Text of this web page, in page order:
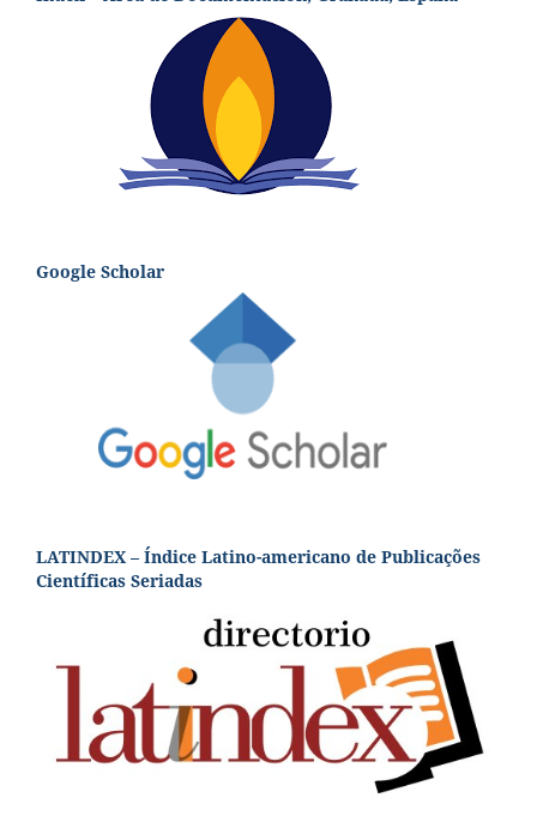
Google Scholar
LATINDEX – Índice Latino-americano de Publicações
Científicas Seriadas